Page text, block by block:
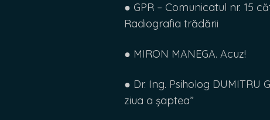
● GPR – Comunicatul nr. 15
Radiografia trădării
● MIRON MANEGA. Acuz!
● Dr. Ing. Psiholog DUMITRU
ziua a șaptea”